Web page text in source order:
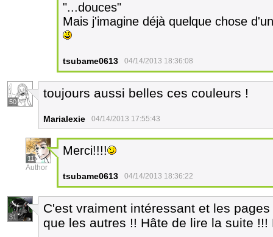
"...douces"
Mais j'imagine déjà quelque chose
tsubame0613 04/14/2013 18:36:08
50
toujours aussi belles ces couleurs !
Marialexie 04/14/2013 17:55:43
11
Author
Merci!!!!
tsubame0613 04/14/2013 18:36:22
31
C'est vraiment intéressant et les
que les autres !! Hâte de lire la suite !!!